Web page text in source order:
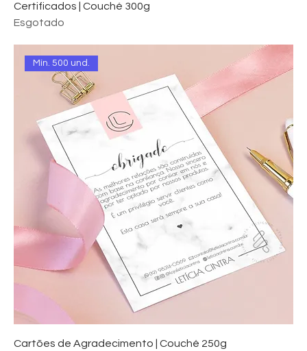
Certificados | Couché 300g
Esgotado
Mín. 500 und.
Cartões de Agradecimento | Couché 250g